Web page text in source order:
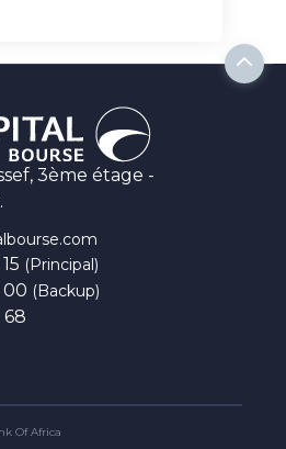
3ème étage -
(Principal)
00 (Backup)
68
Of Africa